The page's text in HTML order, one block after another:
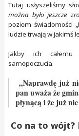
Tutaj usłyszeliśmy
można było jeszcze
poziom świadomości
ludzie trwają w jakimś
Jakby ich całemu
samopoczucia.
„Naprawdę już
pan uważa że
płynącą i że już
Co na to